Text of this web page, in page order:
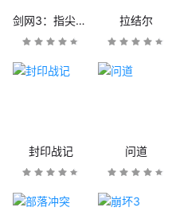
剑网3：指尖江湖 拉结尔
封印战记 问道